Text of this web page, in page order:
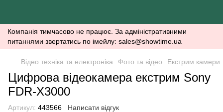
Компанія тимчасово не працює. За адміністративними
питаннями звертатись по імейлу: sales@showtime.ua
Відео техніка та електроніка Фото та відео Екстрим камери
Цифрова відеокамера екстрим Sony
FDR-X3000
Артикул: 443566 Написати відгук